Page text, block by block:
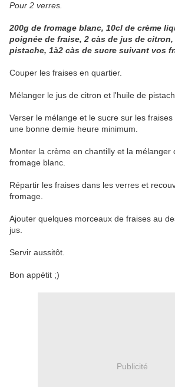
Pour 2 verres.
200g de fromage blanc, 10cl de crème
poignée de fraise, 2 càs de jus de
pistache, 1à2 càs de sucre suivant vos
Couper les fraises en quartier.
Mélanger le jus de citron et l'huile de
Verser le mélange et le sucre sur les
une bonne demie heure minimum.
Monter la crème en chantilly et la mélanger
fromage blanc.
Répartir les fraises dans les verres et
fromage.
Ajouter quelques morceaux de fraises au
jus.
Servir aussitôt.
Bon appétit ;)
Publicité